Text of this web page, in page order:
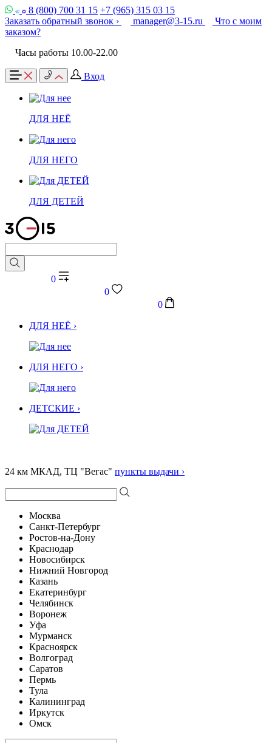
8 (800) 700 31 15 +7 (965) 315 03 15
Заказать обратный звонок ›
manager@3-15.ru
Что с моим
заказом?
Часы работы 10.00-22.00
Вход
ДЛЯ НЕЁ
ДЛЯ НЕГО
ДЛЯ ДЕТЕЙ
0
0
0
ДЛЯ НЕЁ ›
ДЛЯ НЕГО ›
ДЕТСКИЕ ›
24 км МКАД, ТЦ "Вегас" пункты выдачи ›
Москва
Санкт-Петербург
Ростов-на-Дону
Краснодар
Новосибирск
Нижний Новгород
Казань
Екатеринбург
Челябинск
Воронеж
Уфа
Мурманск
Красноярск
Волгоград
Саратов
Пермь
Тула
Калининград
Иркутск
Омск